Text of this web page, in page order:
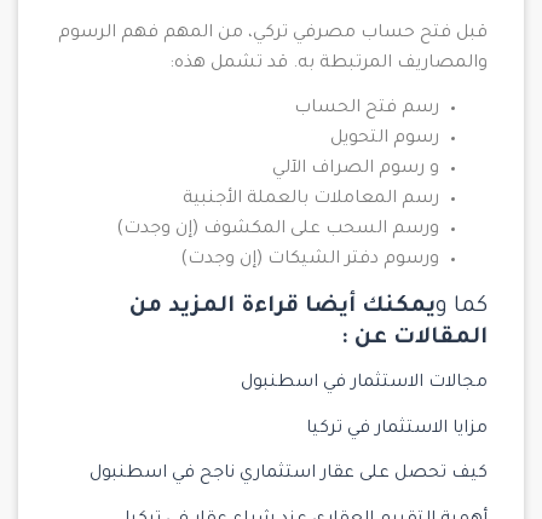
قبل فتح حساب مصرفي تركي، من المهم فهم الرسوم
والمصاريف المرتبطة به. قد تشمل هذه:
رسم فتح الحساب
رسوم التحويل
و رسوم الصراف الآلي
رسم المعاملات بالعملة الأجنبية
ورسم السحب على المكشوف (إن وجدت)
ورسوم دفتر الشيكات (إن وجدت)
كما ويمكنك أيضا قراءة المزيد من
المقالات عن :
مجالات الاستثمار في اسطنبول
مزايا الاستثمار في تركيا
كيف تحصل على عقار استثماري ناجح في اسطنبول